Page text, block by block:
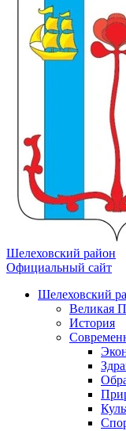
Шелеховский район
Официальный сайт
Шелеховский
Великая
История